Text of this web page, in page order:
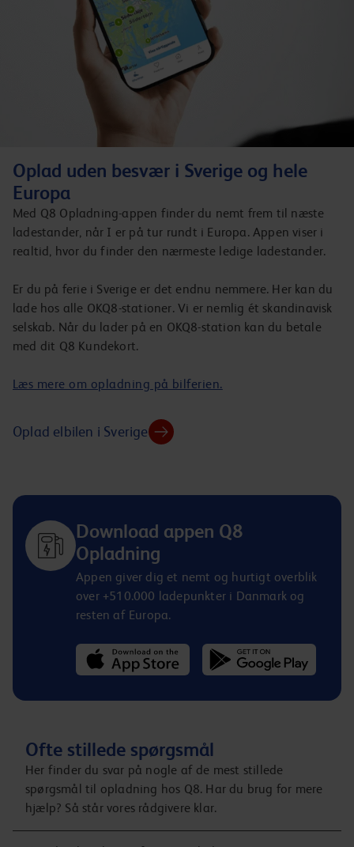
Oplad uden besvær i Sverige og hele
Europa
Med Q8 Opladning-appen finder du nemt frem til næste
ladestander, når I er på tur rundt i Europa. Appen viser i
realtid, hvor du finder den nærmeste ledige ladestander.
Er du på ferie i Sverige er det endnu nemmere. Her kan du
lade hos alle OKQ8-stationer. Vi er nemlig ét skandinavisk
selskab. Når du lader på en OKQ8-station kan du betale
med dit Q8 Kundekort.
Læs mere om opladning på bilferien.
Oplad elbilen i Sverige
Download appen Q8
Opladning
Appen giver dig et nemt og hurtigt overblik
over +510.000 ladepunkter i Danmark og
resten af Europa.
Ofte stillede spørgsmål
Her finder du svar på nogle af de mest stillede
spørgsmål til opladning hos Q8. Har du brug for mere
hjælp? Så står vores rådgivere klar.